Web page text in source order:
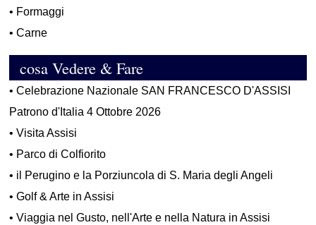
• Formaggi
•Carne
cosa Vedere & Fare
•Celebrazione Nazionale SAN FRANCESCO D'ASSISI
Patrono d'Italia 4 Ottobre 2026
•Visita Assisi
• Parco di Colfiorito
• il Perugino e la Porziuncola di S. Maria degli Angeli
•Golf & Arte in Assisi
•Viaggia nel Gusto, nell'Arte e nella Natura in Assisi